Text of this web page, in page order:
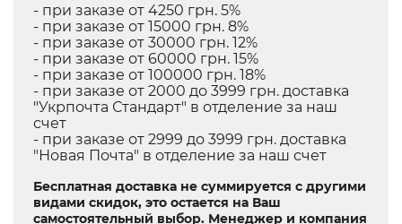
- при заказе от 4250 грн. 5%
- при заказе от 15000 грн. 8%
- при заказе от 30000 грн. 12%
- при заказе от 60000 грн. 15%
- при заказе от 100000 грн. 18%
- при заказе от 2000 до 3999 грн. доставка
"Укрпочта Стандарт" в отделение за наш
счет
- при заказе от 2999 до 3999 грн. доставка
"Новая Почта" в отделение за наш счет
Бесплатная доставка не суммируется с другими
видами скидок, это остается на Ваш
самостоятельный выбор. Менеджер и компания